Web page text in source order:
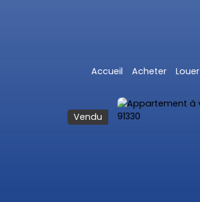
Accueil Acheter Louer
Vendu